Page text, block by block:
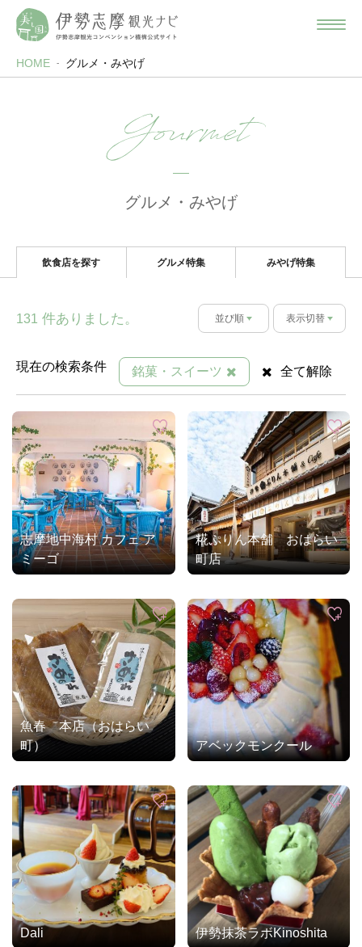
HOME グルメ・みやげ
Gourmet
グルメ・みやげ
飲食店を探す グルメ特集 みやげ特集
131 件ありました。 並び順 表示切替
現在の検索条件 銘菓・スイーツ 全て解除
志摩地中海村 カフェ ア
ミーゴ
糀ぷりん本舗 おはらい
町店
魚春 本店（おはらい
町）
アベックモンクール
Dali 伊勢抹茶ラボKinoshita